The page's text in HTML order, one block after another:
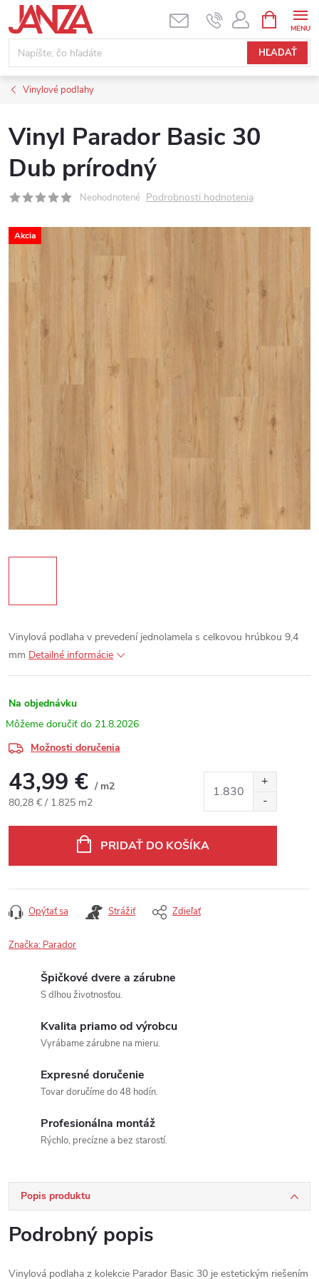
Prejsť na obsah
HĽADAŤ
Vinylové podlahy
Vinyl Parador Basic 30
Dub prírodný
Neohodnotené Podrobnosti hodnotenia
Akcia
Vinylová podlaha v prevedení jednolamela s celkovou hrúbkou 9,4
mm Detailné informácie
Na objednávku
21.8.2026
Možnosti doručenia
43,99 € / m2
Jednotková cena:
80,28 € / 1.825 m2
PRIDAŤ DO KOŠÍKA
Opýtať sa Strážiť Zdieľať
Značka: Parador
Špičkové dvere a zárubne
S dlhou životnosťou.
Kvalita priamo od výrobcu
Vyrábame zárubne na mieru.
Expresné doručenie
Tovar doručíme do 48 hodín.
Profesionálna montáž
Rýchlo, precízne a bez starostí.
Popis produktu
Podrobný popis
Vinylová podlaha z kolekcie Parador Basic 30 je estetickým riešením